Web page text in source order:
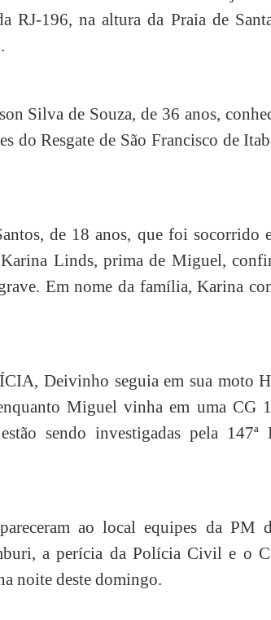
RJ-196, na altura da Praia de
Silva de Souza, de 36 anos,
do Resgate de São Francisco de
de 18 anos, que foi socorrido
Linds, prima de Miguel,
Em nome da família, Karina
Deivinho seguia em sua moto
Miguel vinha em uma CG
sendo investigadas pela 147ª
ao local equipes da PM
a perícia da Polícia Civil e o
noite deste domingo.